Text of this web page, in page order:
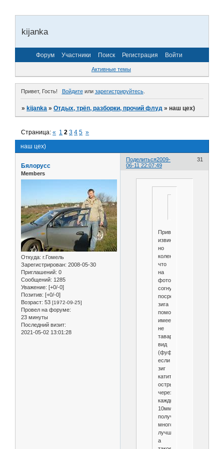
kijanka
Форум Участники Поиск Регистрация Войти
Активные темы
Привет, Гость! Войдитеили зарегистрируйтесь.
»kijanka »Отдых, трёп, разборки, прочий флуд »наш цех)
наш цех)
Страница:« 1 2 3 4 5 »
Поделиться 31
2009-
06-11 22:07:49
Бялорусс
Members
Откуда: г.Гомель
Зарегистрирован: 2008-05-30
Приглашений: 0
Сообщений: 1285
Уважение: [+0/-0]
Позитив: [+0/-0]
Возраст: 53 [1972-09-25]
Провел на форуме:
23 минуты
Последний визит:
2021-05-02 13:01:28
Привет
извини
но
колено
что
на
фото
согнутое
посредством
зига
помоему
имеет
не
таварный
вид
(фуфло)
если
зиг
катити
острый
через
каждые
10мм
получится
много
лучше
а